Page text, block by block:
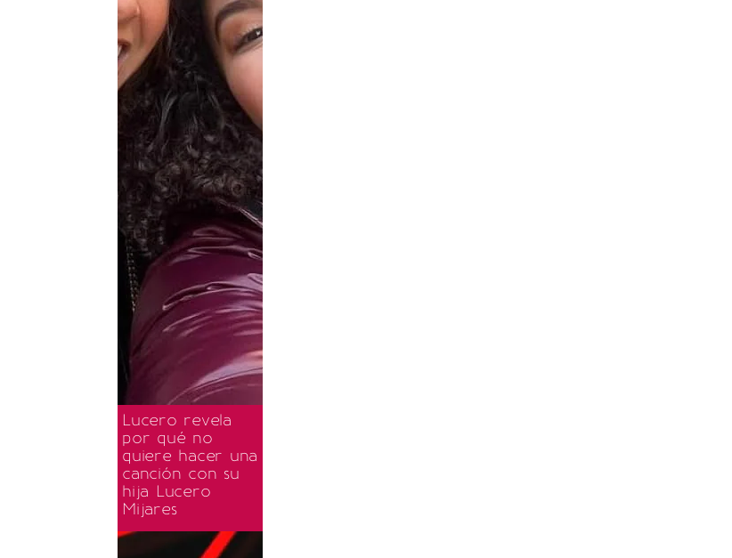
Lucero revela
por qué no
quiere hacer una
canción con su
hija Lucero
Mijares